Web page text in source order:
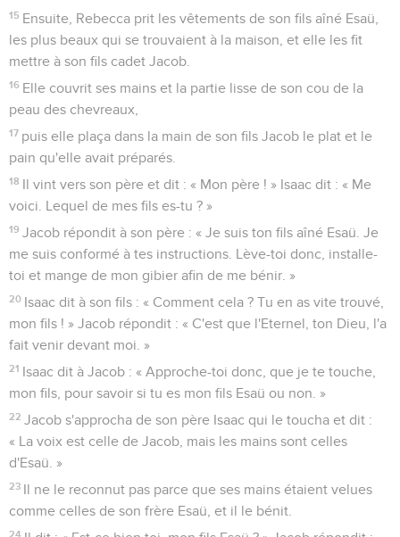
15 Ensuite, Rebecca prit les vêtements de son fils aîné Esaü,
les plus beaux qui se trouvaient à la maison, et elle les fit
mettre à son fils cadet Jacob.
16 Elle couvrit ses mains et la partie lisse de son cou de la
peau des chevreaux,
17 puis elle plaça dans la main de son fils Jacob le plat et le
pain qu'elle avait préparés.
18 Il vint vers son père et dit : « Mon père ! » Isaac dit : « Me
voici. Lequel de mes fils es-tu ? »
19 Jacob répondit à son père : « Je suis ton fils aîné Esaü. Je
me suis conformé à tes instructions. Lève-toi donc, installe-
toi et mange de mon gibier afin de me bénir. »
20 Isaac dit à son fils : « Comment cela ? Tu en as vite trouvé,
mon fils ! » Jacob répondit : « C'est que l'Eternel, ton Dieu, l'a
fait venir devant moi. »
21 Isaac dit à Jacob : « Approche-toi donc, que je te touche,
mon fils, pour savoir si tu es mon fils Esaü ou non. »
22 Jacob s'approcha de son père Isaac qui le toucha et dit :
« La voix est celle de Jacob, mais les mains sont celles
d'Esaü. »
23 Il ne le reconnut pas parce que ses mains étaient velues
comme celles de son frère Esaü, et il le bénit.
24